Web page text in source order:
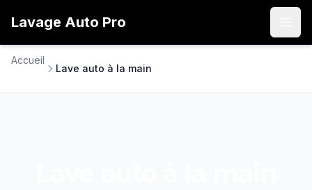
Lavage Auto Pro
Accueil
Lave auto à la main